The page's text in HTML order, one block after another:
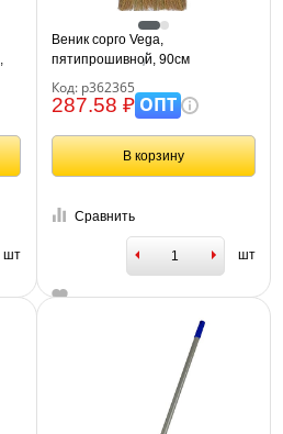
шт
Веник сорго Vega,
пятипрошивной, 90см
Код: р362365
287.58 ₽ОПТ
В корзину
Сравнить
шт